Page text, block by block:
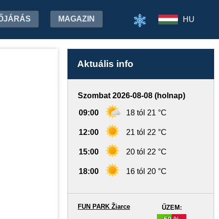
MAGAZIN HU
Aktuális info
Szombat 2026-08-08 (holnap)
09:00 18 tól 21 °C
12:00 21 tól 22 °C
15:00 20 tól 22 °C
18:00 16 tól 20 °C
ŰZEM:
FUN PARK Žiarce